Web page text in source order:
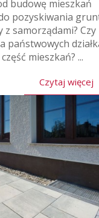
budowę mieszkań
pozyskiwania
z samorządami? Czy
państwowych
mieszkań? ...
Czytaj więcej